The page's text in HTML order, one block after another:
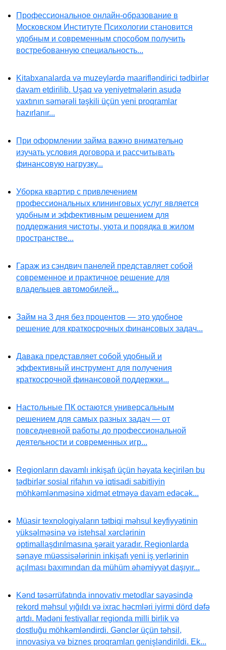
Профессиональное онлайн-образование в
Московском Институте Психологии становится
удобным и современным способом получить
востребованную специальность...
Kitabxanalarda və muzeylərdə maarifləndirici tədbirlər
davam etdirilib. Uşaq və yeniyetmələrin asudə
vaxtının səmərəli təşkili üçün yeni proqramlar
hazırlanır...
При оформлении займа важно внимательно
изучать условия договора и рассчитывать
финансовую нагрузку...
Уборка квартир с привлечением
профессиональных клининговых услуг является
удобным и эффективным решением для
поддержания чистоты, уюта и порядка в жилом
пространстве...
Гараж из сэндвич панелей представляет собой
современное и практичное решение для
владельцев автомобилей...
Займ на 3 дня без процентов — это удобное
решение для краткосрочных финансовых задач...
Давака представляет собой удобный и
эффективный инструмент для получения
краткосрочной финансовой поддержки...
Настольные ПК остаются универсальным
решением для самых разных задач — от
повседневной работы до профессиональной
деятельности и современных игр...
Regionların davamlı inkişafı üçün həyata keçirilən bu
tədbirlər sosial rifahın və iqtisadi sabitliyin
möhkəmlənməsinə xidmət etməyə davam edəcək...
Müasir texnologiyaların tətbiqi məhsul keyfiyyətinin
yüksəlməsinə və istehsal xərclərinin
optimallaşdırılmasına şərait yaradır. Regionlarda
sənaye müəssisələrinin inkişafı yeni iş yerlərinin
açılması baxımından da mühüm əhəmiyyət daşıyır...
Kənd təsərrüfatında innovativ metodlar sayəsində
rekord məhsul yığıldı və ixrac həcmləri iyirmi dörd dəfə
artdı. Mədəni festivallar regionda milli birlik və
dostluğu möhkəmləndirdi. Gənclər üçün təhsil,
innovasiya və biznes proqramları genişləndirildi. Ek...